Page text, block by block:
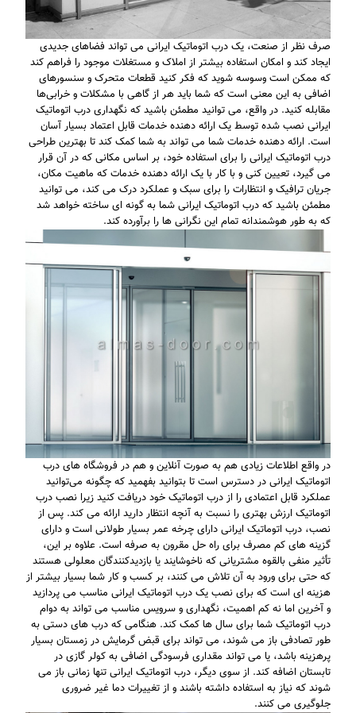
صرف نظر از صنعت، یک درب اتوماتیک ایرانی می تواند فضاهای جدیدی
ایجاد کند و امکان استفاده بیشتر از املاک و مستغلات موجود را فراهم کند
که ممکن است وسوسه شوید که فکر کنید قطعات متحرک و سنسورهای
اضافی به این معنی است که شما باید هر از گاهی با مشکلات و خرابی‌ها
مقابله کنید. در واقع، می توانید مطمئن باشید که نگهداری درب اتوماتیک
ایرانی نصب شده توسط یک ارائه دهنده خدمات قابل اعتماد بسیار آسان
است. ارائه دهنده خدمات شما می تواند به شما کمک کند تا بهترین طراحی
درب اتوماتیک ایرانی را برای استفاده خود، بر اساس مکانی که در آن قرار
می گیرد، تعیین کنی و با کار با یک ارائه دهنده خدمات که ماهیت مکان،
جریان ترافیک و انتظارات را برای سبک و عملکرد درک می کند، می توانید
مطمئن باشید که درب اتوماتیک ایرانی شما به گونه ای ساخته خواهد شد
که به طور هوشمندانه تمام این نگرانی ها را برآورده کند.
در واقع اطلاعات زیادی هم به صورت آنلاین و هم در فروشگاه های درب
اتوماتیک ایرانی در دسترس است تا بتوانید بفهمید که چگونه می‌توانید
عملکرد قابل اعتمادی را از درب اتوماتیک خود دریافت کنید زیرا نصب درب
اتوماتیک ارزش بهتری را نسبت به آنچه انتظار دارید ارائه می کند. پس از
نصب، درب اتوماتیک ایرانی دارای چرخه عمر بسیار طولانی است و دارای
گزینه های کم مصرف برای راه حل مقرون به صرفه است. علاوه بر این،
تأثیر منفی بالقوه مشتریانی که ناخوشایند یا بازدیدکنندگان معلولی هستند
که حتی برای ورود به آن تلاش می کنند، بر کسب و کار شما بسیار بیشتر از
هزینه ای است که برای نصب یک درب اتوماتیک ایرانی مناسب می پردازید
و آخرین اما نه کم اهمیت، نگهداری و سرویس مناسب می تواند به دوام
درب اتوماتیک شما برای سال ها کمک کند. هنگامی که درب های دستی به
طور تصادفی باز می شوند، می تواند برای قبض گرمایش در زمستان بسیار
پرهزینه باشد، یا می تواند مقداری فرسودگی اضافی به کولر گازی در
تابستان اضافه کند. از سوی دیگر، درب اتوماتیک ایرانی تنها زمانی باز می
شوند که نیاز به استفاده داشته باشند و از تغییرات دما غیر ضروری
جلوگیری می کنند.